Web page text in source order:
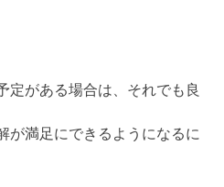
定がある場合は、それでも良
が満足にできるようになるに